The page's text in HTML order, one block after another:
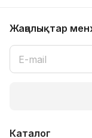
Жаңалықтар мен
Каталог